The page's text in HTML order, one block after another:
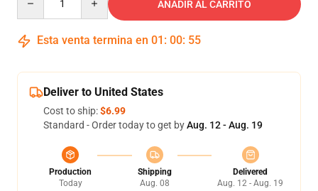
AÑADIR AL CARRITO
Esta venta termina en 01 : 00: 54
Deliver to United States
Cost to ship:$6.99
Standard - Order today to get byAug. 12 - Aug. 19
Production
Today
Shipping
Aug. 08
Delivered
Aug. 12 - Aug. 19